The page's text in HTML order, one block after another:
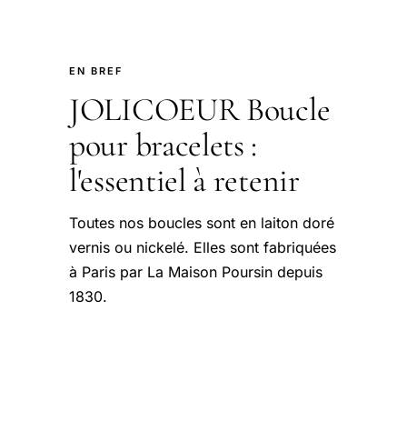
EN BREF
JOLICOEUR Boucle
pour bracelets :
l'essentiel à retenir
Toutes nos boucles sont en laiton doré
vernis ou nickelé. Elles sont fabriquées
à Paris par La Maison Poursin depuis
1830.